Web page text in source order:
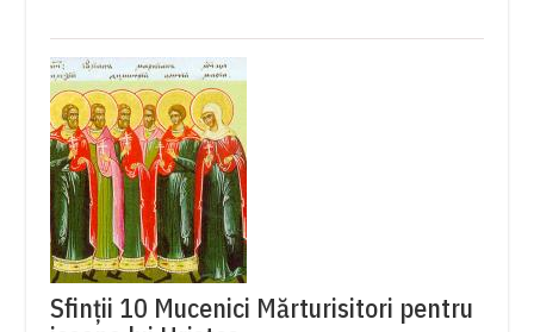
Sfinții 10 Mucenici Mărturisitori pentru